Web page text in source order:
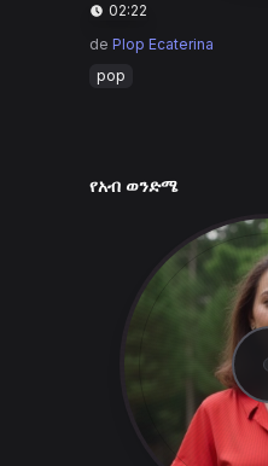
02:22
de Plop Ecaterina
pop
የአብ ወንድሜ